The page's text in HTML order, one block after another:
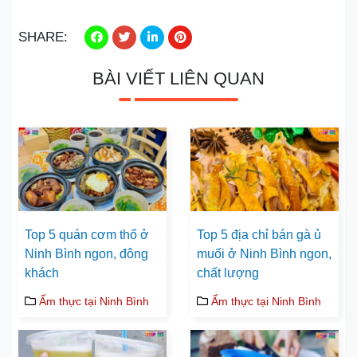
SHARE:
BÀI VIẾT LIÊN QUAN
Top 5 quán cơm thố ở
Ninh Bình ngon, đông
khách
Ẩm thực tại Ninh Bình
Top 5 địa chỉ bán gà ủ
muối ở Ninh Bình ngon,
chất lượng
Ẩm thực tại Ninh Bình